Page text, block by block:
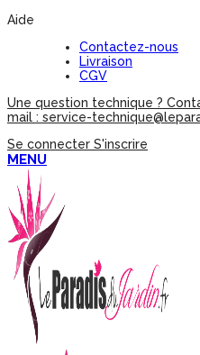
Aide
Contactez-nous
Livraison
CGV
Une question technique ?
mail : service-
Se connecter S'inscrire
MENU